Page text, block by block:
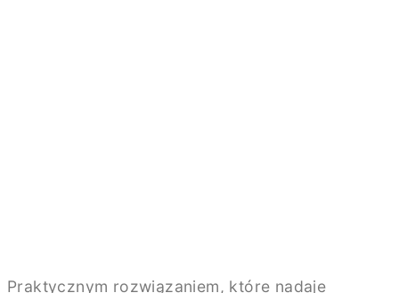
Praktycznym rozwiązaniem, które nadaje